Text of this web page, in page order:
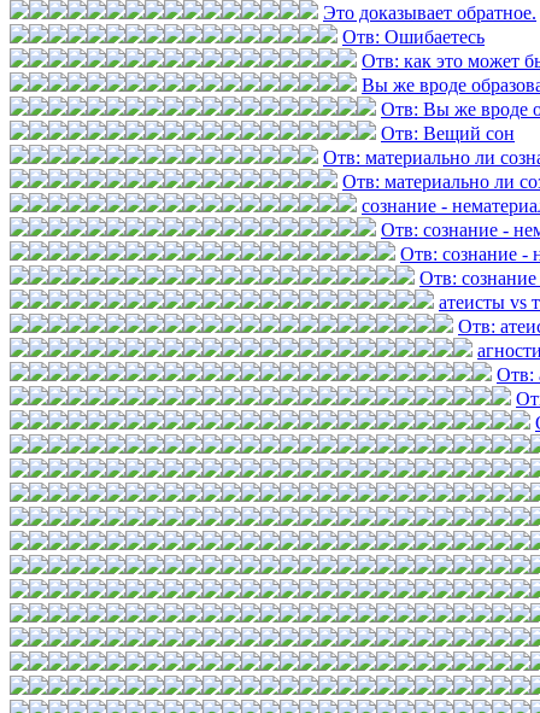
Это доказывает обратное.
Отв: Ошибаетесь
Отв: как это может
Вы же вроде
Отв: Вы же вроде
Отв: Вещий сон
Отв: материально ли
Отв: материально ли
сознание -
Отв: сознание -
Отв: сознание -
Отв:
атеисты vs
Отв:
Отв: